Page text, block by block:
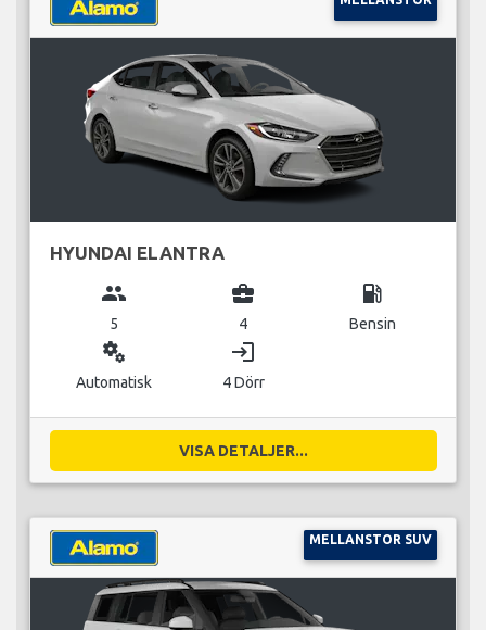
HYUNDAI ELANTRA
group
5
business_center
4
local_gas_station
Bensin
miscellaneous_services
Automatisk
login
4 Dörr
VISA DETALJER...
MELLANSTOR SUV